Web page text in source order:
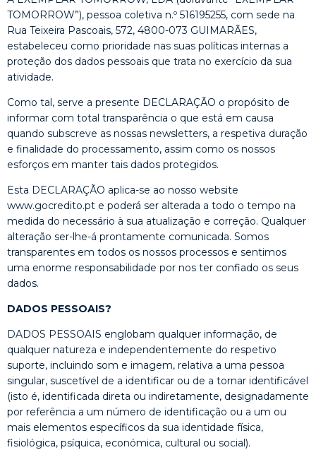
TOMORROW”), pessoa coletiva n.º 516195255, com sede na
Rua Teixeira Pascoais, 572, 4800-073 GUIMARÃES,
estabeleceu como prioridade nas suas políticas internas a
proteção dos dados pessoais que trata no exercício da sua
atividade.
Como tal, serve a presente DECLARAÇÃO o propósito de
informar com total transparência o que está em causa
quando subscreve as nossas newsletters, a respetiva duração
e finalidade do processamento, assim como os nossos
esforços em manter tais dados protegidos.
Esta DECLARAÇÃO aplica-se ao nosso website
www.gocredito.pt e poderá ser alterada a todo o tempo na
medida do necessário à sua atualização e correção. Qualquer
alteração ser-lhe-á prontamente comunicada. Somos
transparentes em todos os nossos processos e sentimos
uma enorme responsabilidade por nos ter confiado os seus
dados.
DADOS PESSOAIS?
DADOS PESSOAIS englobam qualquer informação, de
qualquer natureza e independentemente do respetivo
suporte, incluindo som e imagem, relativa a uma pessoa
singular, suscetível de a identificar ou de a tornar identificável
(isto é, identificada direta ou indiretamente, designadamente
por referência a um número de identificação ou a um ou
mais elementos específicos da sua identidade física,
fisiológica, psíquica, económica, cultural ou social).